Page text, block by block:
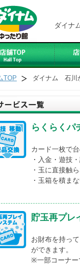
ダイナ
TOP ダイナム 石川
らくらくパ
カード一枚で
・入金・遊技
・玉に直接触
・玉箱を積ま
貯玉再プレ
お財布を持っ
ができます。
※一部コーナー